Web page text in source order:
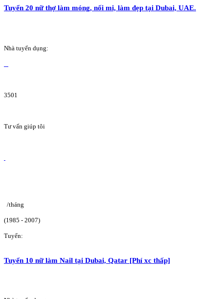
Tuyển 20 nữ thợ làm móng, nối mi, làm đẹp tại Dubai, UAE.
Nhà tuyển dụng:
3501
Tư vấn giúp tôi
/tháng
(1985 - 2007)
Tuyển:
Tuyển 10 nữ làm Nail tại Dubai, Qatar [Phí xc thấp]